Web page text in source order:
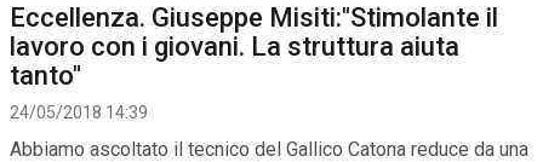
Eccellenza. Giuseppe Misiti:"Stimolante il
lavoro con i giovani. La struttura aiuta
tanto"
24/05/2018 14:39
Abbiamo ascoltato il tecnico del Gallico Catona reduce da una